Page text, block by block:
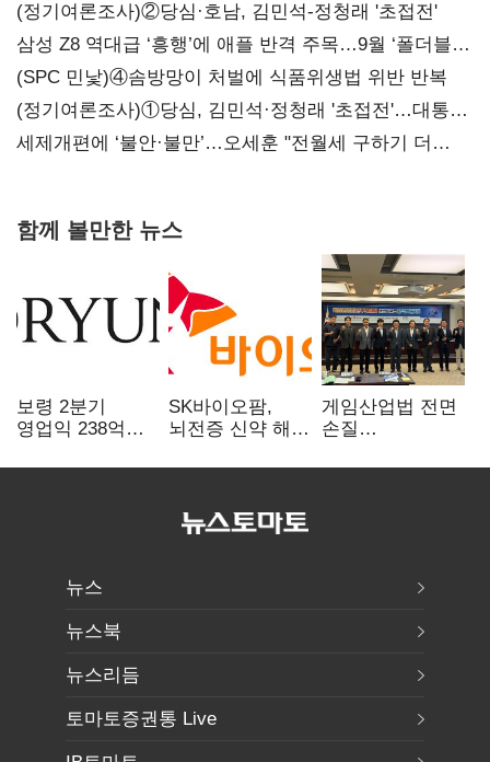
(정기여론조사)②당심·호남, 김민석-정청래 '초접전'
삼성 Z8 역대급 ‘흥행’에 애플 반격 주목…9월 ‘폴더블
대전’
(SPC 민낯)④솜방망이 처벌에 식품위생법 위반 반복
(정기여론조사)①당심, 김민석·정청래 '초접전'…대통령
지지도 '50% 아래로'(종합)
세제개편에 ‘불안·불만’…오세훈 "전월세 구하기 더
함께 볼만한 뉴스
보령 2분기
영업익 238억…
SK바이오팜,
뇌전증 신약 해외
차세대 신약 개발
게임산업법 전면
손질
규제 걷고
뉴스
뉴스북
뉴스리듬
토마토증권통 Live